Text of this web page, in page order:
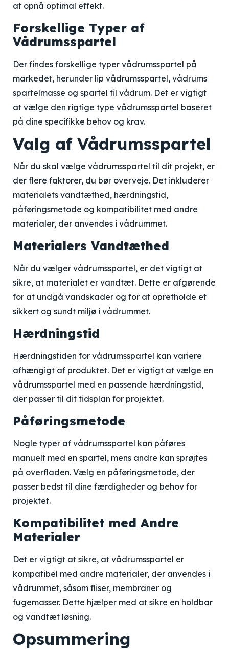
at opnå optimal effekt.
Forskellige Typer af
Vådrumsspartel
Der findes forskellige typer vådrumsspartel på
markedet, herunder lip vådrumsspartel, vådrums
spartelmasse og spartel til vådrum. Det er vigtigt
at vælge den rigtige type vådrumsspartel baseret
på dine specifikke behov og krav.
Valg af Vådrumsspartel
Når du skal vælge vådrumsspartel til dit projekt, er
der flere faktorer, du bør overveje. Det inkluderer
materialets vandtæthed, hærdningstid,
påføringsmetode og kompatibilitet med andre
materialer, der anvendes i vådrummet.
Materialers Vandtæthed
Når du vælger vådrumsspartel, er det vigtigt at
sikre, at materialet er vandtæt. Dette er afgørende
for at undgå vandskader og for at opretholde et
sikkert og sundt miljø i vådrummet.
Hærdningstid
Hærdningstiden for vådrumsspartel kan variere
afhængigt af produktet. Det er vigtigt at vælge en
vådrumsspartel med en passende hærdningstid,
der passer til dit tidsplan for projektet.
Påføringsmetode
Nogle typer af vådrumsspartel kan påføres
manuelt med en spartel, mens andre kan sprøjtes
på overfladen. Vælg en påføringsmetode, der
passer bedst til dine færdigheder og behov for
projektet.
Kompatibilitet med Andre
Materialer
Det er vigtigt at sikre, at vådrumsspartel er
kompatibel med andre materialer, der anvendes i
vådrummet, såsom fliser, membraner og
fugemasser. Dette hjælper med at sikre en holdbar
og vandtæt løsning.
Opsummering